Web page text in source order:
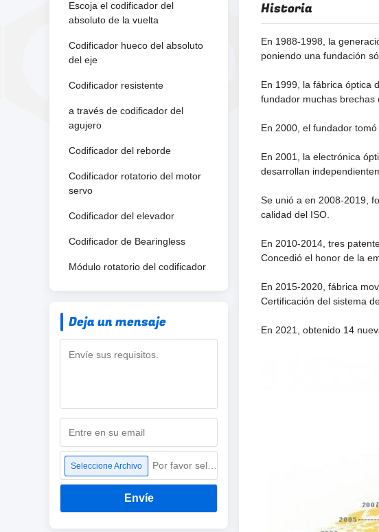
Escoja el codificador del
absoluto de la vuelta
Codificador hueco del absoluto
del eje
Codificador resistente
a través de codificador del
agujero
Codificador del reborde
Codificador rotatorio del motor
servo
Codificador del elevador
Codificador de Bearingless
Módulo rotatorio del codificador
Deja un mensaje
Seleccione Archivo
Envíe
Historia
En 1988-1998, la
poniendo una fundación
En 1999, la fábrica óptica
fundador muchas brechas
En 2000, el fundador
En 2001, la electrónica
desarrollan
Se unió a en 2008-2019,
calidad del ISO.
En 2010-2014, tres
Concedió el honor de la
En 2015-2020, fábrica
Certificación del sistema
En 2021, obtenido 14